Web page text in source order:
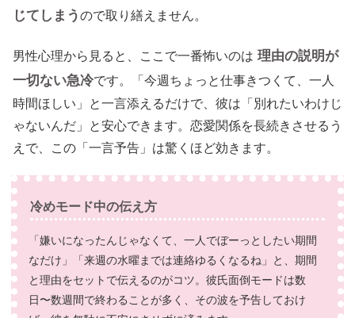
じてしまうので取り繕えません。
男性心理から見ると、ここで一番怖いのは 理由の説明が
一切ない急冷です。「今週ちょっと仕事きつくて、一人
時間ほしい」と一言添えるだけで、彼は「別れたいわけじ
ゃないんだ」と安心できます。恋愛関係を長続きさせるう
えで、この「一言予告」は驚くほど効きます。
冷めモード中の伝え方
「嫌いになったんじゃなくて、一人でぼーっとしたい期間
なだけ」「来週の水曜までは連絡ゆるくなるね」と、期間
と理由をセットで伝えるのがコツ。彼氏面倒モードは数
日〜数週間で終わることが多く、その波を予告しておけ